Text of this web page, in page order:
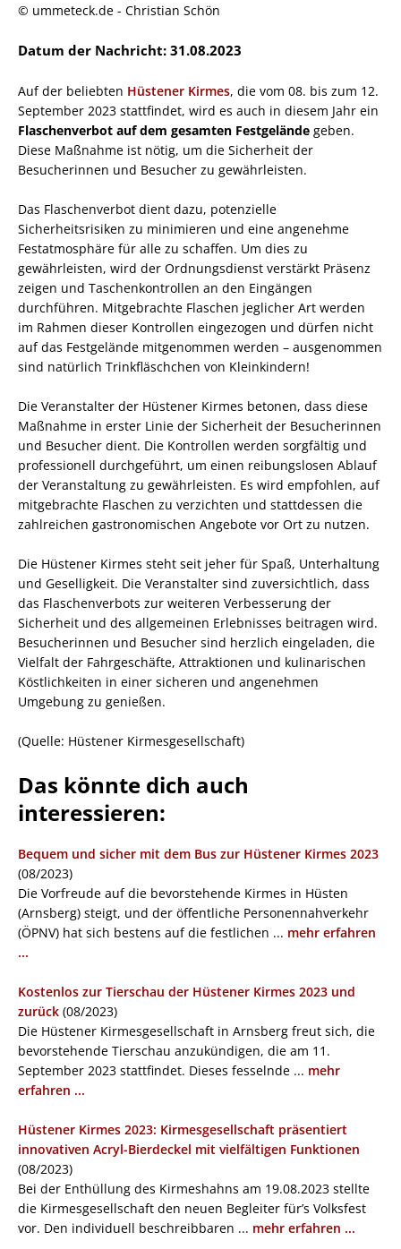
© ummeteck.de - Christian Schön
Datum der Nachricht: 31.08.2023
Auf der beliebten Hüstener Kirmes, die vom 08. bis zum 12.
September 2023 stattfindet, wird es auch in diesem Jahr ein
Flaschenverbot auf dem gesamten Festgelände geben.
Diese Maßnahme ist nötig, um die Sicherheit der
Besucherinnen und Besucher zu gewährleisten.
Das Flaschenverbot dient dazu, potenzielle
Sicherheitsrisiken zu minimieren und eine angenehme
Festatmosphäre für alle zu schaffen. Um dies zu
gewährleisten, wird der Ordnungsdienst verstärkt Präsenz
zeigen und Taschenkontrollen an den Eingängen
durchführen. Mitgebrachte Flaschen jeglicher Art werden
im Rahmen dieser Kontrollen eingezogen und dürfen nicht
auf das Festgelände mitgenommen werden – ausgenommen
sind natürlich Trinkfläschchen von Kleinkindern!
Die Veranstalter der Hüstener Kirmes betonen, dass diese
Maßnahme in erster Linie der Sicherheit der Besucherinnen
und Besucher dient. Die Kontrollen werden sorgfältig und
professionell durchgeführt, um einen reibungslosen Ablauf
der Veranstaltung zu gewährleisten. Es wird empfohlen, auf
mitgebrachte Flaschen zu verzichten und stattdessen die
zahlreichen gastronomischen Angebote vor Ort zu nutzen.
Die Hüstener Kirmes steht seit jeher für Spaß, Unterhaltung
und Geselligkeit. Die Veranstalter sind zuversichtlich, dass
das Flaschenverbots zur weiteren Verbesserung der
Sicherheit und des allgemeinen Erlebnisses beitragen wird.
Besucherinnen und Besucher sind herzlich eingeladen, die
Vielfalt der Fahrgeschäfte, Attraktionen und kulinarischen
Köstlichkeiten in einer sicheren und angenehmen
Umgebung zu genießen.
(Quelle: Hüstener Kirmesgesellschaft)
Das könnte dich auch
interessieren:
Bequem und sicher mit dem Bus zur Hüstener Kirmes 2023
(08/2023)
Die Vorfreude auf die bevorstehende Kirmes in Hüsten
(Arnsberg) steigt, und der öffentliche Personennahverkehr
(ÖPNV) hat sich bestens auf die festlichen ... mehr erfahren
...
Kostenlos zur Tierschau der Hüstener Kirmes 2023 und
zurück (08/2023)
Die Hüstener Kirmesgesellschaft in Arnsberg freut sich, die
bevorstehende Tierschau anzukündigen, die am 11.
September 2023 stattfindet. Dieses fesselnde ... mehr
erfahren ...
Hüstener Kirmes 2023: Kirmesgesellschaft präsentiert
innovativen Acryl-Bierdeckel mit vielfältigen Funktionen
(08/2023)
Bei der Enthüllung des Kirmeshahns am 19.08.2023 stellte
die Kirmesgesellschaft den neuen Begleiter für’s Volksfest
vor. Den individuell beschreibbaren ... mehr erfahren ...